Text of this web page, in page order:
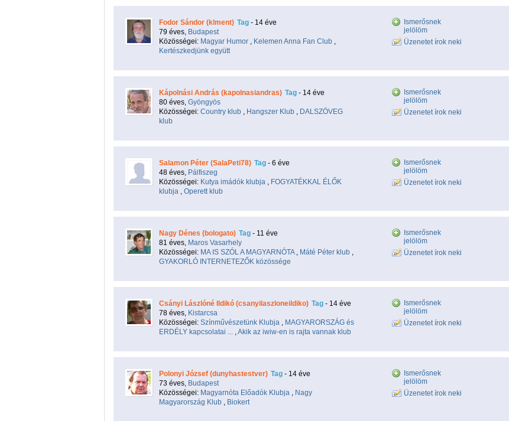
Fodor Sándor (klment) Tag - 14 éve
79 éves, Budapest
Közösségei: Magyar Humor , Kelemen Anna Fan Club ,
Kertészkedjünk együtt
Ismerősnek
jelölöm
Üzenetet írok neki
Kápolnási András (kapolnasiandras) Tag - 14 éve
80 éves, Gyöngyös
Közösségei: Country klub , Hangszer Klub , DALSZÖVEG
klub
Ismerősnek
jelölöm
Üzenetet írok neki
Salamon Péter (SalaPeti78) Tag - 6 éve
48 éves, Pálfiszeg
Közösségei: Kutya imádók klubja , FOGYATÉKKAL ÉLŐK
klubja , Operett klub
Ismerősnek
jelölöm
Üzenetet írok neki
Nagy Dénes (bologato) Tag - 11 éve
81 éves, Maros Vasarhely
Közösségei: MA IS SZÓL A MAGYARNÓTA, Máté Péter klub ,
GYAKORLÓ INTERNETEZŐK közössége
Ismerősnek
jelölöm
Üzenetet írok neki
Csányi Lászlóné Ildikó (csanyilaszloneildiko) Tag - 14 éve
78 éves, Kistarcsa
Közösségei: Színművészetünk Klubja , MAGYARORSZÁG és
ERDÉLY kapcsolatai ... ,Akik az iwiw-en is rajta vannak klub
Ismerősnek
jelölöm
Üzenetet írok neki
Polonyi József (dunyhastestver) Tag - 14 éve
73 éves, Budapest
Közösségei: Magyarnóta Előadók Klubja , Nagy
Magyarország Klub , Biokert
Ismerősnek
jelölöm
Üzenetet írok neki